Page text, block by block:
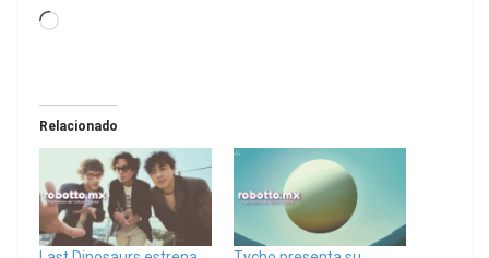
Loading…
Relacionado